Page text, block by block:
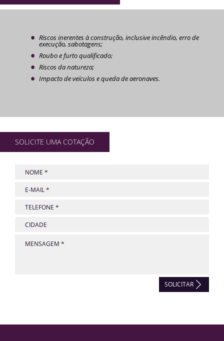
Riscos inerentes à construção, inclusive incêndio, erro de
execução, sabotagens;
Roubo e furto qualificado;
Riscos da natureza;
Impacto de veículos e queda de aeronaves.
SOLICITE UMA COTAÇÃO
SOLICITAR